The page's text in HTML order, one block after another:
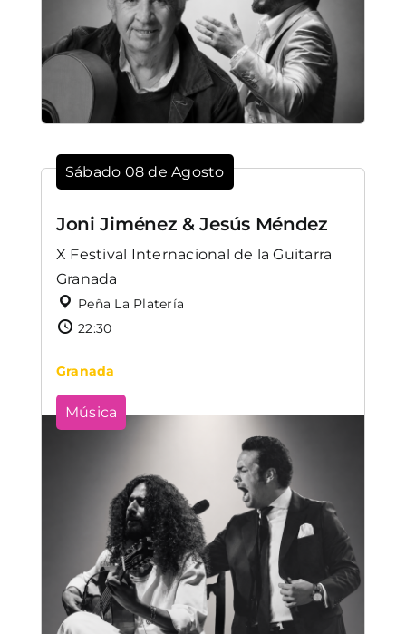
Sábado 08 de Agosto
Joni Jiménez & Jesús Méndez
X Festival Internacional de la Guitarra
Granada
Peña La Platería
22:30
Granada
Música